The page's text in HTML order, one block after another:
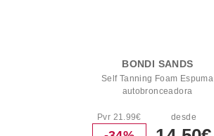
BONDI SANDS
Self Tanning Foam Espuma
autobronceadora
Pvr 21.99€ desde